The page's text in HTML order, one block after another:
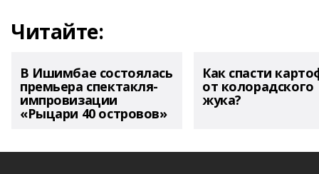
Читайте:
В Ишимбае состоялась
премьера спектакля-
импровизации
«Рыцари 40 островов»
Как спасти
от колорадского
жука?